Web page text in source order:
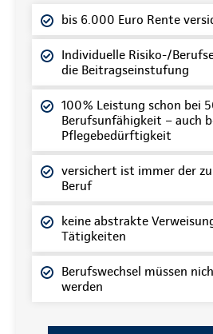
bis 6.000 Euro Rente
Individuelle Risiko-/
die Beitragseinstufung
100% Leistung schon bei
Berufsunfähigkeit – auch
Pflegebedürftigkeit
versichert ist immer der
Beruf
keine abstrakte
Tätigkeiten
Berufswechsel müssen
werden